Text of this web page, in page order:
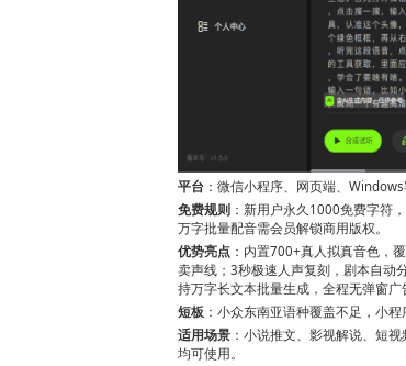
平台 ：微信小程序、网页端、
免费规则 ：新用户永久1000免费字符
万字批量配音需会员解锁商用版权。
优势亮点：内置700+真人拟真音色，
卖声线；3秒极速人声复刻，剧本自动
持万字长文本批量生成，全程无弹窗广
短板：小众东南亚语种覆盖不足，小程
适用场景：小说推文、影视解说、短
均可使用。